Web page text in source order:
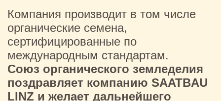
Компания производит в том числе
органические семена,
сертифицированные по
международным стандартам.
Союз органического земледелия
поздравляет компанию SAATBAU
LINZ и желает дальнейшего